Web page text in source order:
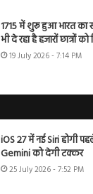
1715 में शुरू हुआ भारत का
भी दे रहा है हजारों छात्रों को
19 July 2026 - 7:14 PM
iOS 27 में नई Siri होगी
Gemini को देगी टक्कर
25 July 2026 - 7:52 PM